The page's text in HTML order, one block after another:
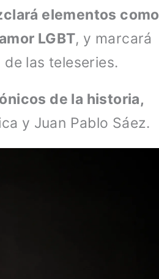
elementos como
LGBT, y marcará
de las teleseries.
de la historia,
y Juan Pablo Sáez.